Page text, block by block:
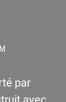
par